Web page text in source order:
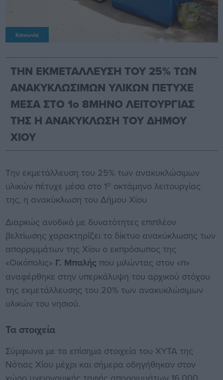
Κοινωνία
ΤΗΝ ΕΚΜΕΤΑΛΛΕΥΣΗ ΤΟΥ 25% ΤΩΝ
ΑΝΑΚΥΚΛΩΣΙΜΩΝ ΥΛΙΚΩΝ ΠΕΤΥΧΕ
ΜΕΣΑ ΣΤΟ 1ο 8ΜΗΝΟ ΛΕΙΤΟΥΡΓΙΑΣ
ΤΗΣ Η ΑΝΑΚΥΚΛΩΣΗ ΤΟΥ ΔΗΜΟΥ
ΧΙΟΥ
Την εκμετάλλευση του 25% των ανακυκλώσιμων
υλικών πέτυχε μέσα στο 1ο οκτάμηνο λειτουργίας
της, η ανακύκλωση του Δήμου Χίου
Διαρκώς ανοδικό με δυνατότητες επιπλέον
βελτίωσης χαρακτηρίζει το δίκτυο ανακύκλωσης των
απορριμμάτων της Χίου ο εκπρόσωπος της
«Οικόπολις» Γ. Μπαλής που μιλώντας στον «π»
αναφέρθηκε στην υπερκάλυψη του αρχικού στόχου
της εκμετάλλευσης του 20% των ανακυκλώσιμων
υλικών του νησιού.
Τα στοιχεία
Σύμφωνα με τα επίσημα στοιχεία του ΧΥΤΑ της
Νότιας Χίου μέχρι και σήμερα οδηγήθηκαν στον